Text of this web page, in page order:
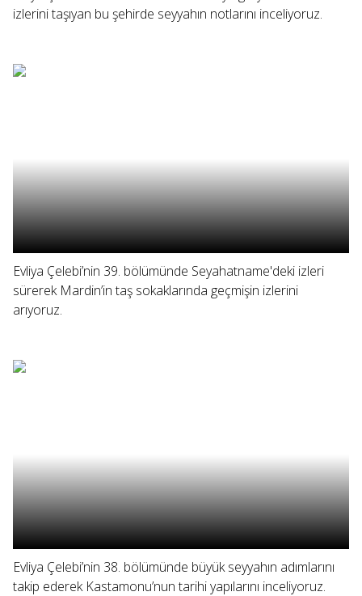
izlerini taşıyan bu şehirde seyyahın notlarını inceliyoruz.
Evliya Çelebi’nin 39. bölümünde Seyahatname'deki izleri
sürerek Mardin’in taş sokaklarında geçmişin izlerini
arıyoruz.
Evliya Çelebi’nin 38. bölümünde büyük seyyahın adımlarını
takip ederek Kastamonu’nun tarihi yapılarını inceliyoruz.